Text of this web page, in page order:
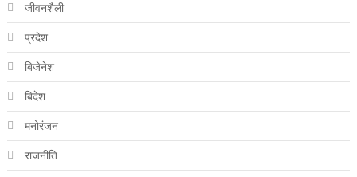
जीवनशैली
प्रदेश
बिजेनेश
बिदेश
मनोरंजन
राजनीति